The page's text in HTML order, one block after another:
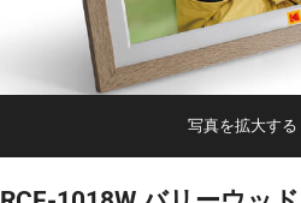
写真を拡大する